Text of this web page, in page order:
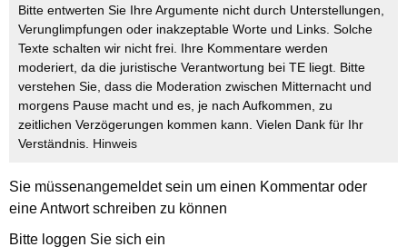
Bitte entwerten Sie Ihre Argumente nicht durch Unterstellungen,
Verunglimpfungen oder inakzeptable Worte und Links. Solche
Texte schalten wir nicht frei. Ihre Kommentare werden
moderiert, da die juristische Verantwortung bei TE liegt. Bitte
verstehen Sie, dass die Moderation zwischen Mitternacht und
morgens Pause macht und es, je nach Aufkommen, zu
zeitlichen Verzögerungen kommen kann. Vielen Dank für Ihr
Verständnis. Hinweis
Sie müssenangemeldetsein um einen Kommentar oder
eine Antwort schreiben zu können
Bitte loggen Sie sich ein